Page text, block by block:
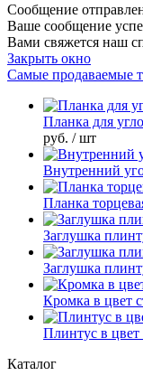
Сообщение
Ваше сообщение
Вами свяжется наш
Закрыть окно
Самые продаваемые
Планка для
руб. / шт
Внутренний
Планка
Заглушка
Заглушка
Кромка в цвет
Плинтус в
Каталог